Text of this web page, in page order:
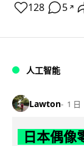
128 5 ↗
人工智能
Lawton 1 日
日本偶像